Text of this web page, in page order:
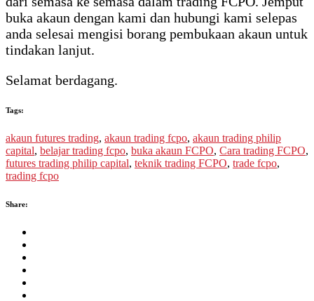
buka akaun dengan kami dan hubungi kami selepas
anda selesai mengisi borang pembukaan akaun untuk
tindakan lanjut.
Selamat berdagang.
Tags:
akaun futures trading, akaun trading fcpo, akaun trading philip
capital, belajar trading fcpo, buka akaun FCPO, Cara trading FCPO,
futures trading philip capital, teknik trading FCPO, trade fcpo,
trading fcpo
Share: